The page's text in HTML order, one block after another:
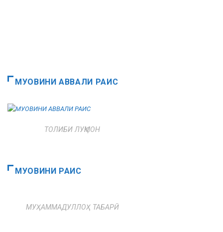
МУОВИНИ АВВАЛИ РАИС
ТОЛИБИ ЛУҚМОН
МУОВИНИ РАИС
МУҲАММАДУЛЛОҲ ТАБАРӢ